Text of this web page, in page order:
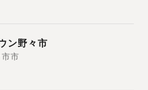
ン野々市
市